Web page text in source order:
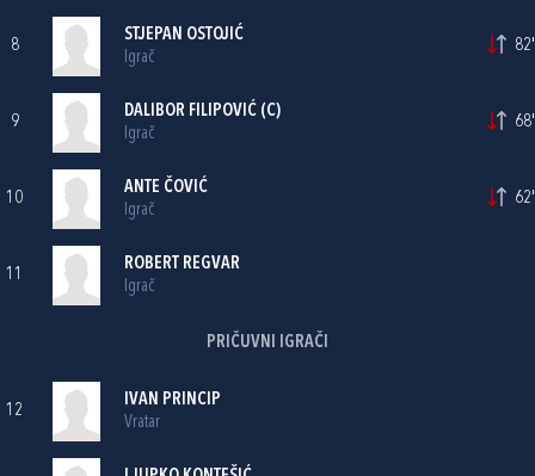
8
STJEPAN OSTOJIĆ
Igrač
82'
9
DALIBOR FILIPOVIĆ (C)
Igrač
68'
10
ANTE ČOVIĆ
Igrač
62'
11
ROBERT REGVAR
Igrač
PRIČUVNI IGRAČI
12
IVAN PRINCIP
Vratar